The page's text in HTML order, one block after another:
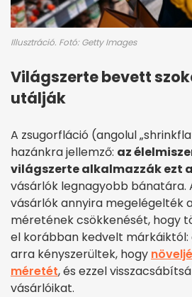
Illusztráció. Fotó: Getty Images
Világszerte bevett
utálják
A zsugorfláció (angolul
hazánkra jellemző: az
világszerte alkalmazzák ezt
vásárlók legnagyobb bánatára.
vásárlók annyira megelégelték
méretének csökkenését, hogy
el korábban kedvelt márkáiktól:
arra kényszerültek, hogy
méretét, és ezzel
vásárlóikat.